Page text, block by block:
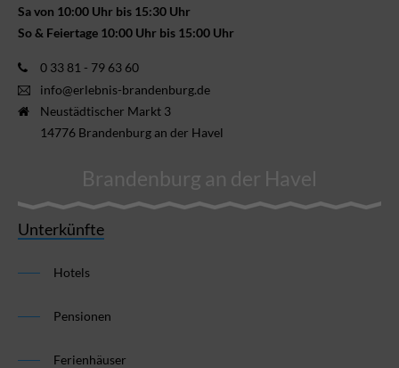
Sa von 10:00 Uhr bis 15:30 Uhr
So & Feiertage 10:00 Uhr bis 15:00 Uhr
0 33 81 - 79 63 60
info@erlebnis-brandenburg.de
Neustädtischer Markt 3
14776 Brandenburg an der Havel
Brandenburg an der Havel
Unterkünfte
Hotels
Pensionen
Ferienhäuser